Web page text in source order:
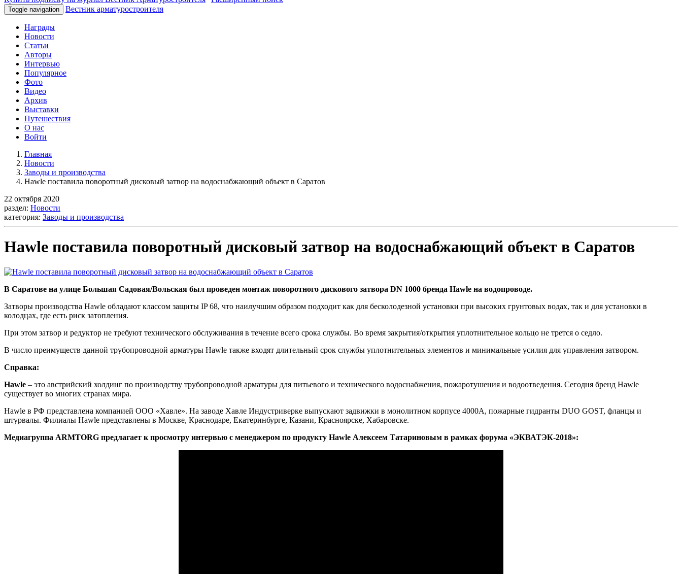
Toggle navigation Вестник арматуростроителя
Награды
Новости
Статьи
Авторы
Интервью
Популярное
Фото
Видео
Архив
Выставки
Путешествия
О нас
Войти
Главная
Новости
Заводы и производства
Hawle поставила поворотный дисковый затвор на водоснабжающий объект в Саратов
22 октября 2020
раздел: Новости
категория: Заводы и производства
Hawle поставила поворотный дисковый затвор на водоснабжающий объект в Саратов
В Саратове на улице Большая Садовая/Вольская был проведен монтаж поворотного дискового затвора DN 1000 бренда Hawle на водопроводе.
Затворы производства Hawle обладают классом защиты IP 68, что наилучшим образом подходит как для бесколодезной установки при высоких грунтовых водах, так и для установки в
колодцах, где есть риск затопления.
При этом затвор и редуктор не требуют технического обслуживания в течение всего срока службы. Во время закрытия/открытия уплотнительное кольцо не трется о седло.
В число преимуществ данной трубопроводной арматуры Hawle также входят длительный срок службы уплотнительных элементов и минимальные усилия для управления затвором.
Справка:
Hawle – это австрийский холдинг по производству трубопроводной арматуры для питьевого и технического водоснабжения, пожаротушения и водоотведения. Сегодня бренд Hawle
существует во многих странах мира.
Hawle в РФ представлена компанией ООО «Хавле». На заводе Хавле Индустриверке выпускают задвижки в монолитном корпусе 4000А, пожарные гидранты DUO GOST, фланцы и
штурвалы. Филиалы Hawle представлены в Москве, Краснодаре, Екатеринбурге, Казани, Красноярске, Хабаровске.
Медиагруппа ARMTORG предлагает к просмотру интервью с менеджером по продукту Hawle Алексеем Татариновым в рамках форума «ЭКВАТЭК-2018»: